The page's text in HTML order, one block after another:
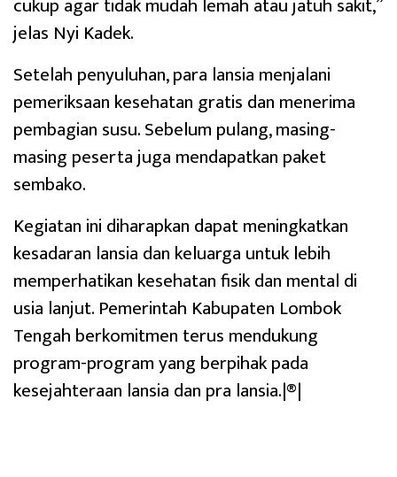
jelas Nyi Kadek.
Setelah penyuluhan, para lansia menjalani
pemeriksaan kesehatan gratis dan menerima
pembagian susu. Sebelum pulang, masing-
masing peserta juga mendapatkan paket
sembako.
Kegiatan ini diharapkan dapat meningkatkan
kesadaran lansia dan keluarga untuk lebih
memperhatikan kesehatan fisik dan mental di
usia lanjut. Pemerintah Kabupaten Lombok
Tengah berkomitmen terus mendukung
program-program yang berpihak pada
kesejahteraan lansia dan pra lansia.|®|